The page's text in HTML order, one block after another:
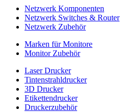
Netzwerk Komponenten
Netzwerk Switches & Router
Netzwerk Zubehör
Marken für Monitore
Monitor Zubehör
Laser Drucker
Tintenstrahldrucker
3D Drucker
Etikettendrucker
Druckerzubehör